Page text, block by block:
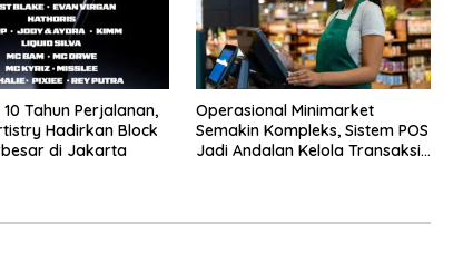
Tahun Perjalanan,
Hadirkan Block
di Jakarta
Operasional Minimarket
Semakin Kompleks, Sistem POS
Jadi Andalan Kelola Transaksi